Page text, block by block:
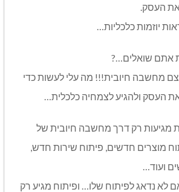
את העסק.
יוזמות כלכליות…
אתם שואלים…?
מחשבה חיובית!!! מה עלי לעשות כדי
העסק ולהגיע לצמחיה כלכלית…
מגיעות רק דרך מחשבה חיובית של
מוצרים חדשים, פיתוח שירות חדש,
ועוד…
לא נדאג לפיתוח שלו… ופיתוח מגיע רק